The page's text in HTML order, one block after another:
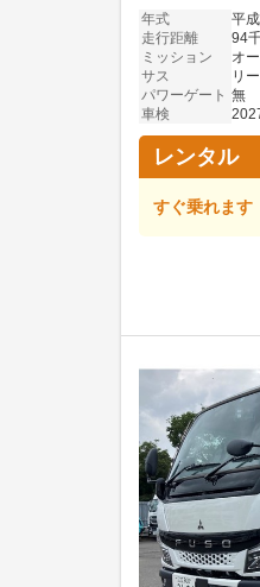
み対応】【資
年式
平
走行距離
94
ミッション
オ
サス
リ
パワーゲート 無
車検
レンタル
すぐ乗れます